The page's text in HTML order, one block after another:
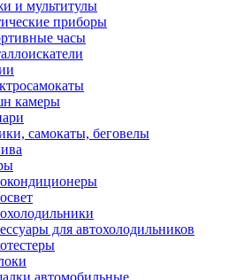
и мультитулы
приборы
часы
камеры
самокаты, беговелы
для автохолодильников
автомобильные